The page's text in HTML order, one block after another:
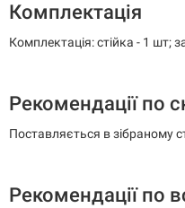
Комплектація
Комплектація: стійка - 1 шт;
Рекомендації по
Поставляється в зібраному
Рекомендації по